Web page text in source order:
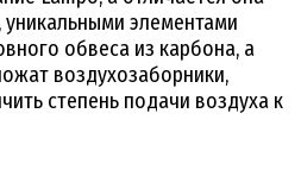
элементами
обвеса из карбона, а
воздухозаборники,
степень подачи воздуха к